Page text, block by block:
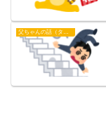
父ちゃんの話（タイガース）